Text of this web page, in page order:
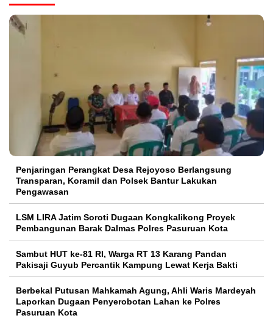
Penjaringan Perangkat Desa Rejoyoso Berlangsung
Transparan, Koramil dan Polsek Bantur Lakukan
Pengawasan
LSM LIRA Jatim Soroti Dugaan Kongkalikong Proyek
Pembangunan Barak Dalmas Polres Pasuruan Kota
Sambut HUT ke-81 RI, Warga RT 13 Karang Pandan
Pakisaji Guyub Percantik Kampung Lewat Kerja Bakti
Berbekal Putusan Mahkamah Agung, Ahli Waris Mardeyah
Laporkan Dugaan Penyerobotan Lahan ke Polres
Pasuruan Kota